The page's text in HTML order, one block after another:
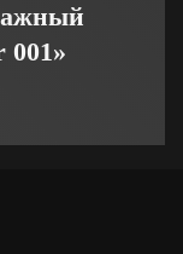
001»